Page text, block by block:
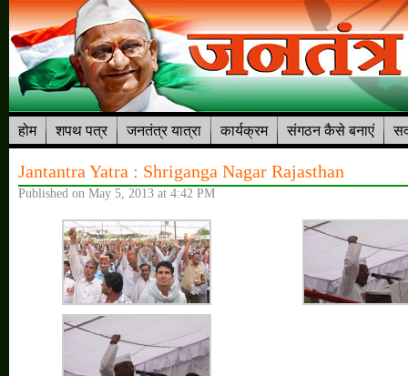
होम शपथ पत्र जनतंत्र यात्रा कार्यक्रम संगठन कैसे बनाएं
Jantantra Yatra : Shriganga Nagar Rajasthan
Published on May 5, 2013 at 4:42 PM